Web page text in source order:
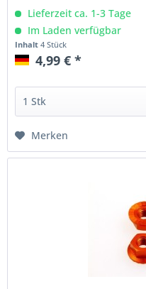
Lieferzeit ca. 1-3 Tage
Im Laden verfügbar
Inhalt4 Stück
4,99 € *
Merken